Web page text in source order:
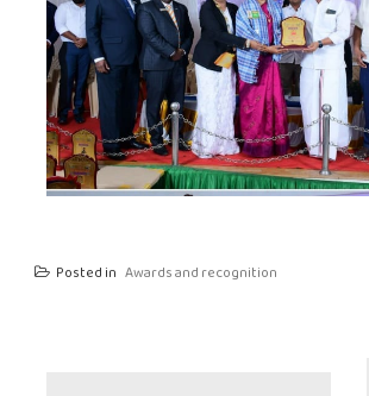
Posted in Awards and recognition